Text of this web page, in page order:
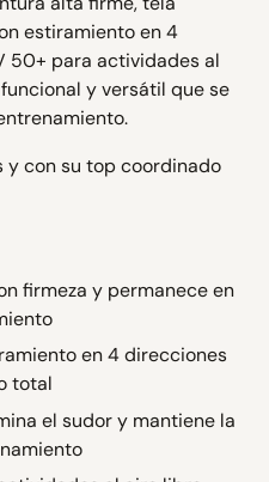
estiramiento en 4
50+ para actividades al
y versátil que se
y con su top coordinado
firmeza y permanece en
en 4 direcciones
total
el sudor y mantiene la